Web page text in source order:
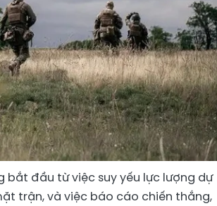
bắt đầu từ việc suy yếu lực lượng dự
trận, và việc báo cáo chiến thắng,